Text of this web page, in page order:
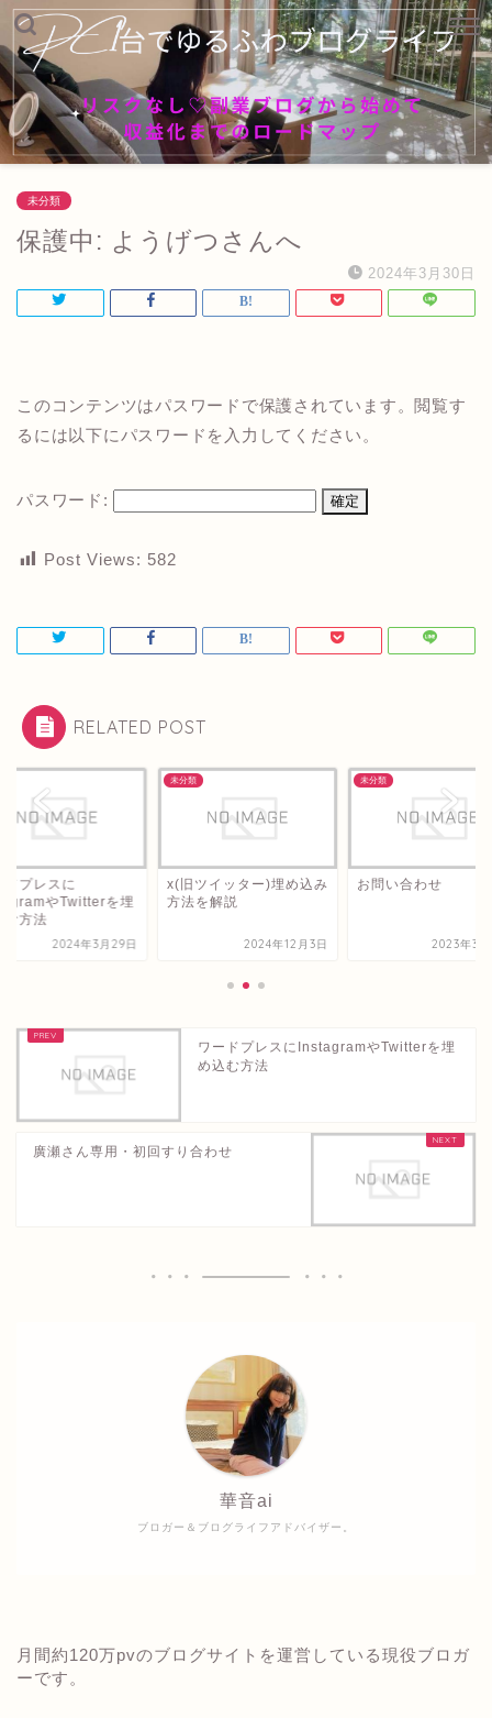
未分類
保護中: ようげつさんへ
2024年3月30日
このコンテンツはパスワードで保護されています。閲覧す
るには以下にパスワードを入力してください。
パスワード:
Post Views: 582
RELATED POST
ドプレスに
やTwitterを埋
む方法
2024年3月29日
未分類
x(旧ツイッター)埋め込み
方法を解説
2024年12月3日
未分類
お問い合わせ
2023年3
ワードプレスにInstagramやTwitterを埋
め込む方法
廣瀬さん専用・初回すり合わせ
ブロガー＆ブログライフアドバイザー。
華音ai
月間約120万pvのブログサイトを運営している現役ブロガ
ーです。